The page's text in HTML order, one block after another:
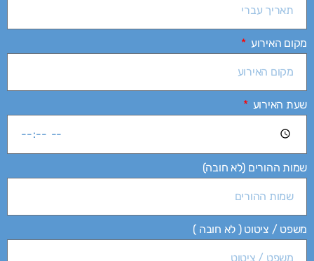
מקום האירוע
שעת האירוע
שמות ההורים (לא חובה)
משפט / ציטוט ( לא חובה )